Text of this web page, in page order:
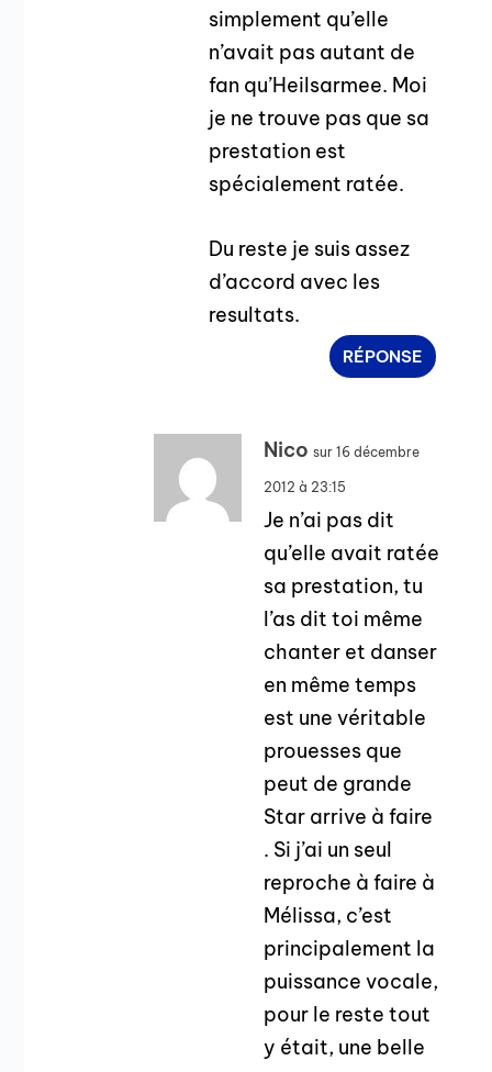
simplement qu’elle
n’avait pas autant de
fan qu’Heilsarmee. Moi
je ne trouve pas que sa
prestation est
spécialement ratée.
Du reste je suis assez
d’accord avec les
resultats.
RÉPONSE
Nico sur 16 décembre
2012 à 23:15
Je n’ai pas dit
qu’elle avait ratée
sa prestation, tu
l’as dit toi même
chanter et danser
en même temps
est une véritable
prouesses que
peut de grande
Star arrive à faire
. Si j’ai un seul
reproche à faire à
Mélissa, c’est
principalement la
puissance vocale,
pour le reste tout
y était, une belle